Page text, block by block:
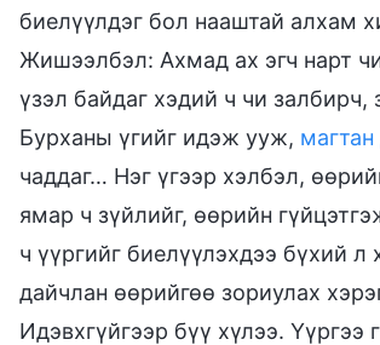
биелүүлдэг бол нааштай алхам
Жишээлбэл: Ахмад ах эгч нарт
үзэл байдаг хэдий ч чи залбирч,
Бурханы үгийг идэж ууж, магтан
чаддаг… Нэг үгээр хэлбэл,
ямар ч зүйлийг, өөрийн
ч үүргийг биелүүлэхдээ бүхий л
дайчлан өөрийгөө зориулах
Идэвхгүйгээр бүү хүлээ. Үүргээ